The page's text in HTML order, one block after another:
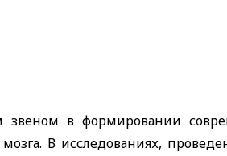
звеном в формировании
В исследованиях,